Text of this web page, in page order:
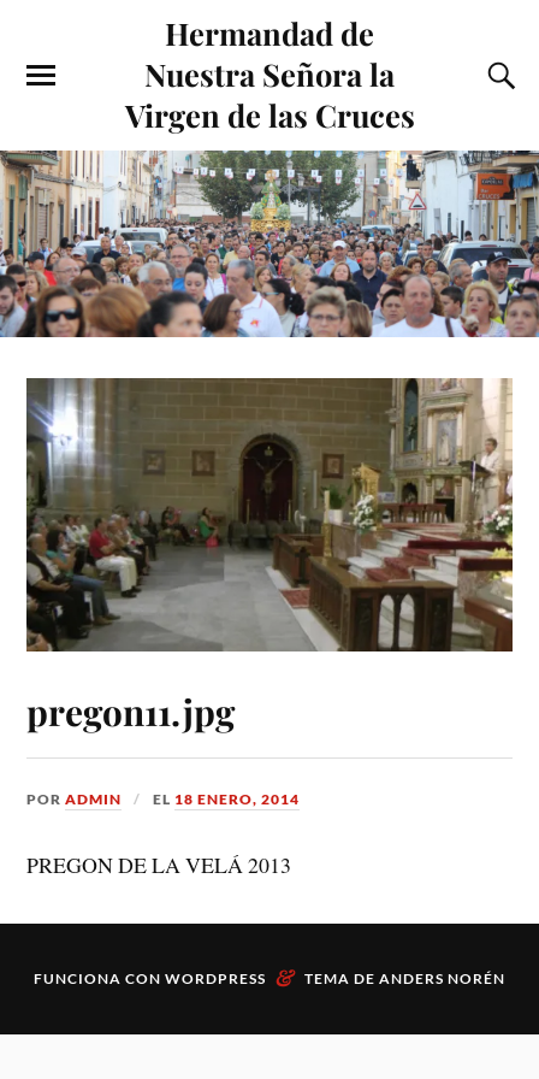
Hermandad de
Nuestra Señora la
Virgen de las Cruces
pregon11.jpg
PORADMIN EL 18 ENERO, 2014
PREGON DE LA VELÁ 2013
FUNCIONA CON WORDPRESS & TEMA DE ANDERS NORÉN